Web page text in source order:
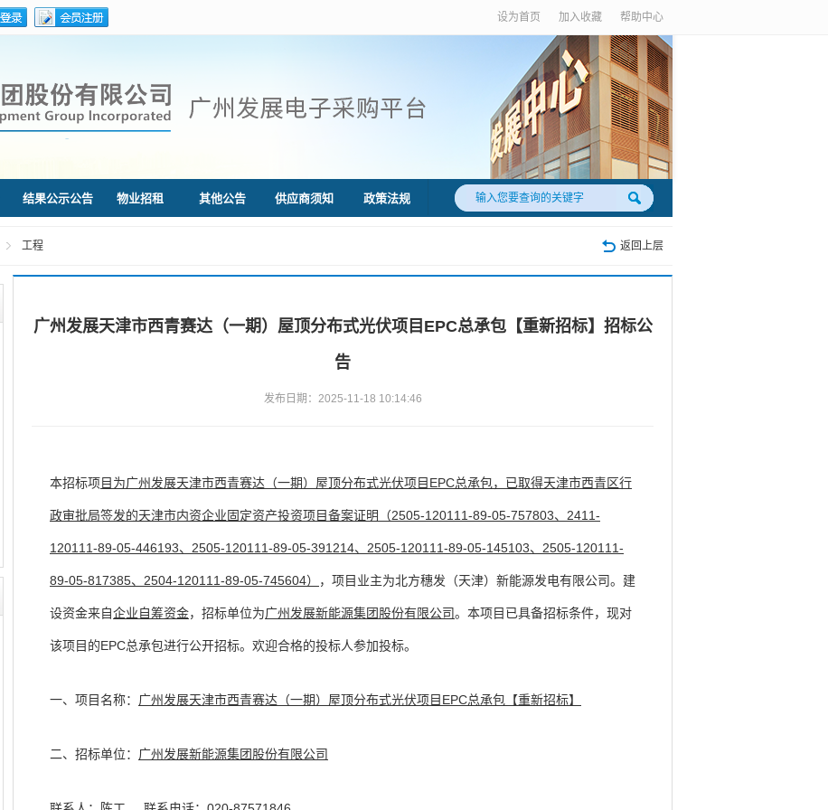
设为首页 加入收藏 帮助中心
结果公示公告 物业招租 其他公告 供应商须知 政策法规
工程 返回上层
广州发展天津市西青赛达（一期）屋顶分布式光伏项目EPC总承包【重新招标】招标公
告
发布日期：2025-11-18 10:14:46
本招标项目为广州发展天津市西青赛达（一期）屋顶分布式光伏项目EPC总承包， 已取得天津市西青区行
政审批局签发的天津市内资企业固定资产投资项目备案证明（2505-120111-89-05-757803、2411-
120111-89-05-446193、2505-120111-89-05-391214、2505-120111-89-05-145103、2505-120111-
89-05-817385、2504-120111-89-05-745604） ，项目业主为北方穗发（天津）新能源发电有限公司。建
设资金来自企业自筹资金，招标单位为广州发展新能源集团股份有限公司。本项目已具备招标条件，现对
该项目的EPC总承包进行公开招标。欢迎合格的投标人参加投标。
一、项目名称： 广州发展天津市西青赛达（一期）屋顶分布式光伏项目EPC总承包【重新招标】
二、招标单位： 广州发展新能源集团股份有限公司